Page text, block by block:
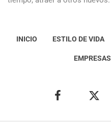
INICIO ESTILO DE VIDA